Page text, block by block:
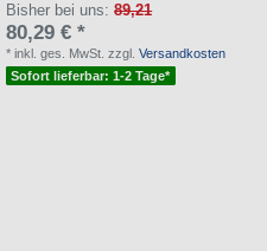
Bisher bei uns:89,21
80,29 € *
*inkl. ges. MwSt. zzgl.Versandkosten
Sofort lieferbar: 1-2 Tage*